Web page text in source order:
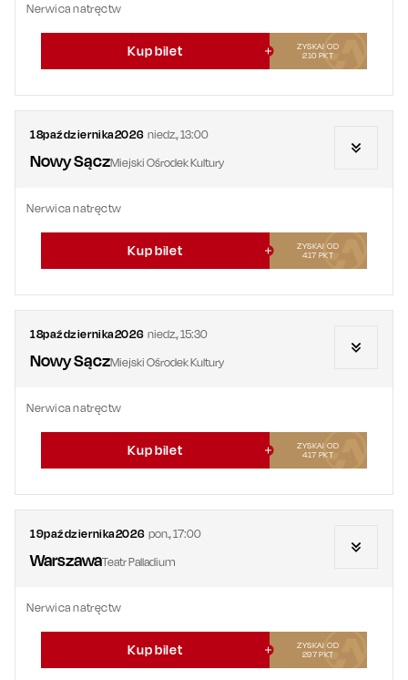
Nerwica natręctw
Kup bilet
ZYSKAJ OD
210 PKT
18października2026 niedz.,13:00
Nowy SączMiejski Ośrodek Kultury
Nerwica natręctw
Kup bilet
ZYSKAJ OD
417 PKT
18października2026 niedz.,15:30
Nowy SączMiejski Ośrodek Kultury
Nerwica natręctw
Kup bilet
ZYSKAJ OD
417 PKT
19października2026 pon.,17:00
WarszawaTeatr Palladium
Nerwica natręctw
Kup bilet
ZYSKAJ OD
297PKT